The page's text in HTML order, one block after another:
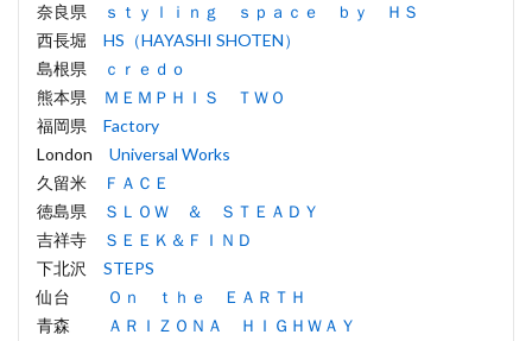
奈良県
ｓｔｙｌｉｎｇ ｓｐａｃｅ ｂｙ ＨＳ
西長堀 HS（HAYASHI SHOTEN）
島根県
ｃｒｅｄｏ
熊本県
ＭＥＭＰＨＩＳ ＴＷＯ
福岡県 Factory
London Universal Works
久留米
ＦＡＣＥ
徳島県
ＳＬＯＷ ＆ ＳＴＥＡＤＹ
吉祥寺
ＳＥＥＫ＆ＦＩＮＤ
下北沢 STEPS
仙台
Ｏｎ ｔｈｅ ＥＡＲＴＨ
青森
ＡＲＩＺＯＮＡ ＨＩＧＨＷＡＹ